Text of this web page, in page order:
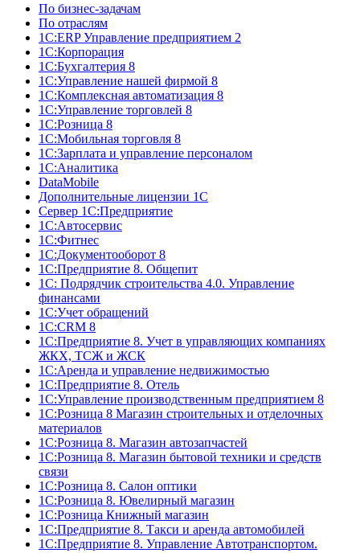
По бизнес-задачам
По отраслям
1C:ERP Управление предприятием 2
1С:Корпорация
1С:Бухгалтерия 8
1С:Управление нашей фирмой 8
1С:Комплексная автоматизация 8
1С:Управление торговлей 8
1С:Розница 8
1С:Мобильная торговля 8
1С:Зарплата и управление персоналом
1С:Аналитика
DataMobile
Дополнительные лицензии 1С
Сервер 1С:Предприятие
1С:Автосервис
1С:Фитнес
1С:Документооборот 8
1С:Предприятие 8. Общепит
1С: Подрядчик строительства 4.0. Управление
финансами
1С:Учет обращений
1C:CRM 8
1С:Предприятие 8. Учет в управляющих компаниях
ЖКХ, ТСЖ и ЖСК
1С:Аренда и управление недвижимостью
1С:Предприятие 8. Отель
1C:Управление производственным предприятием 8
1С:Розница 8 Магазин строительных и отделочных
материалов
1С:Розница 8. Магазин автозапчастей
1С:Розница 8. Магазин бытовой техники и средств
связи
1С:Розница 8. Салон оптики
1С:Розница 8. Ювелирный магазин
1С:Розница Книжный магазин
1C:Предприятие 8. Такси и аренда автомобилей
1С:Предприятие 8. Управление Автотранспортом.